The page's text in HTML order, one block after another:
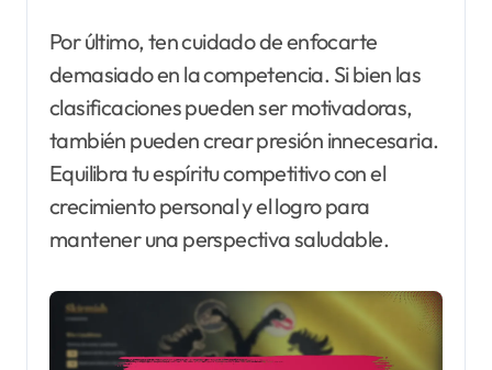
Por último, ten cuidado de enfocarte
demasiado en la competencia. Si bien las
clasificaciones pueden ser motivadoras,
también pueden crear presión innecesaria.
Equilibra tu espíritu competitivo con el
crecimiento personal y el logro para
mantener una perspectiva saludable.